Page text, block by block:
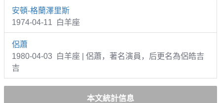
安頓-格蘭澤里斯
1974-04-11 白羊座
侶蕭
1980-04-03 白羊座 | 侶蕭，著名演員，后更名為侶皓吉
吉
本文統計信息